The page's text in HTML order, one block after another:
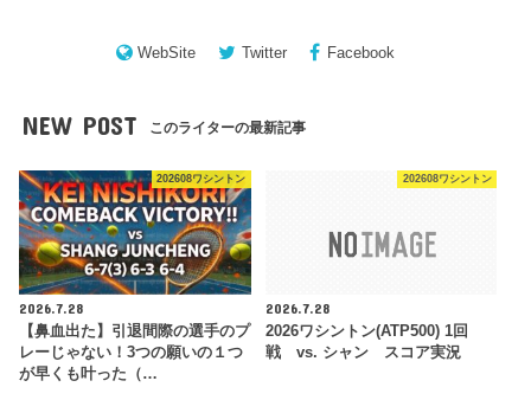
WebSite Twitter Facebook
NEW POST このライターの最新記事
202608ワシントン
2026.7.28
【鼻血出た】引退間際の選手のプ
レーじゃない！3つの願いの１つ
が早くも叶った（…
202608ワシントン
2026.7.28
2026ワシントン(ATP500) 1回
戦 vs. シャン スコア実況